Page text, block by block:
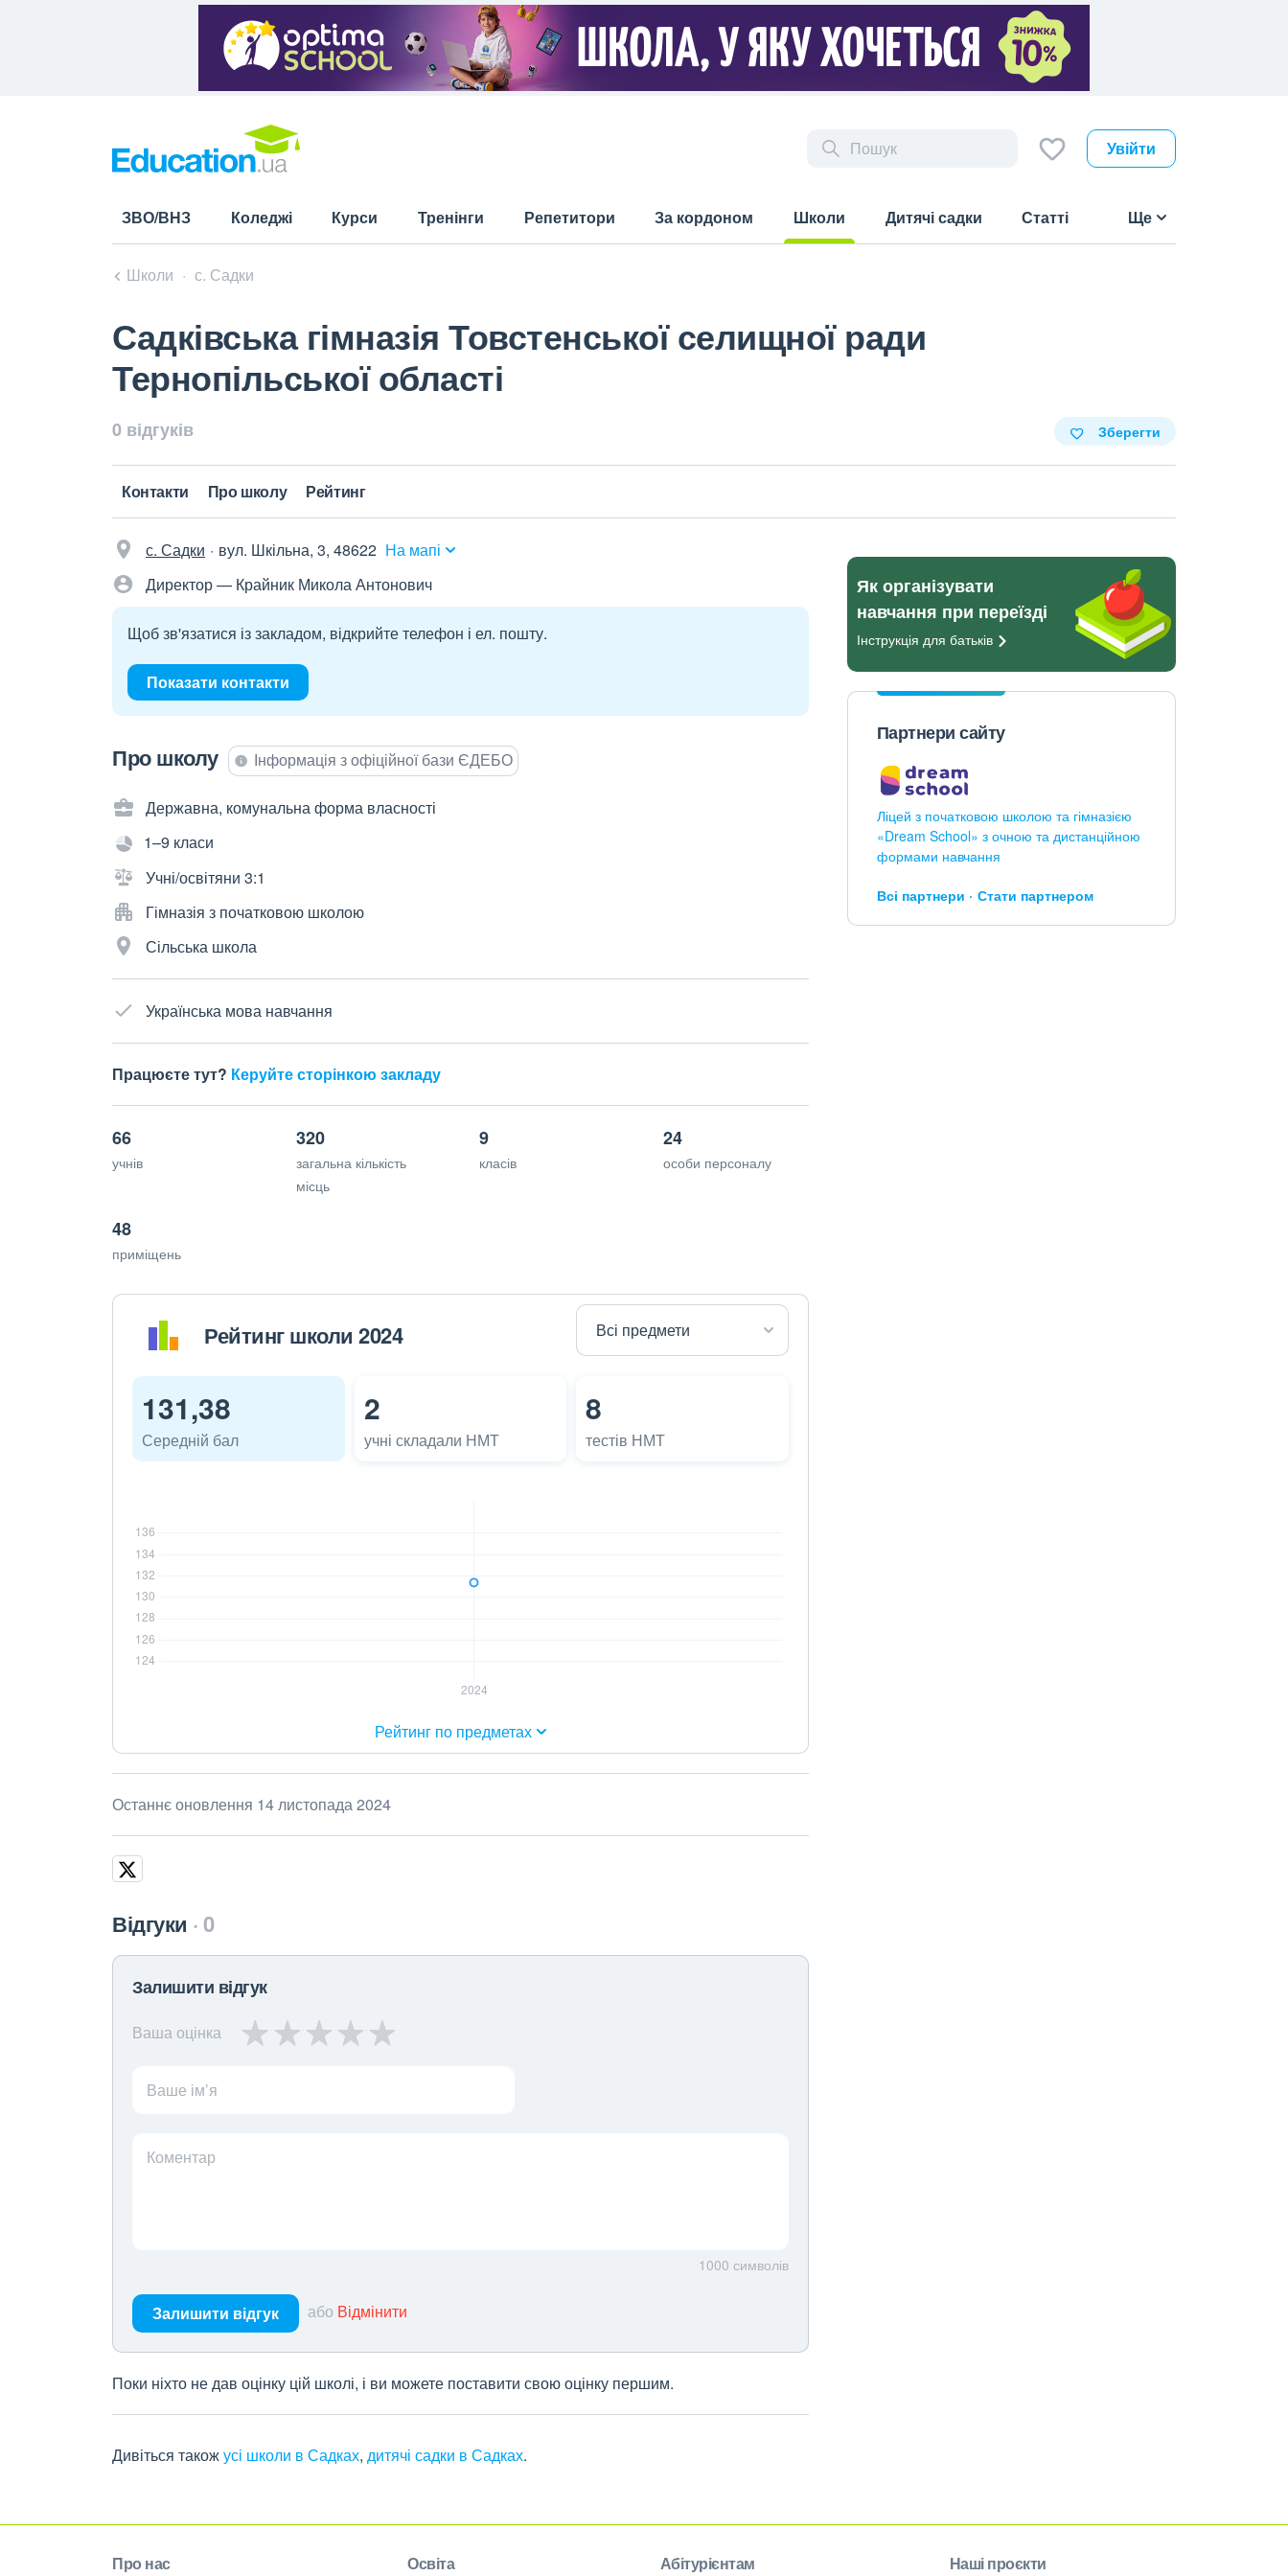
Увійти
ЗВО/ВНЗ Коледжі Курси Тренінги Репетитори За кордоном
Школи
Дитячі садки Статті Ще
Школи с. Садки
Садківська гімназія Товстенської селищної ради
Тернопільської області
0 відгуків Зберегти
Контакти Про школу Рейтинг
с. Садки вул. Шкільна, 3, 48622 На мапі
Директор — Крайник Микола Антонович
Щоб зв'язатися із закладом, відкрийте телефон і ел. пошту.
Показати контакти
Про школу Інформація з офіційної бази ЄДЕБО
Державна, комунальна форма власності
1–9 класи
Учні/освітяни 3:1
Гімназія з початковою школою
Сільська школа
Українська мова навчання
Працюєте тут? Керуйте сторінкою закладу
66
учнів
320
загальна кількість
місць
9
класів
24
особи персоналу
48
приміщень
Рейтинг школи 2024
131,38
Середній бал
2
учні складали НМТ
8
тестів НМТ
Рейтинг по предметах
Останнє оновлення 14 листопада 2024
Відгуки 0
Залишити відгук
Ваша оцінка
Ваше ім’я
Коментар
1000 символів
Залишити відгук або Відмінити
Поки ніхто не дав оцінку цій школі, і ви можете поставити свою оцінку першим.
Дивіться такожусі школи в Садках, дитячі садки в Садках.
Як організувати
навчання при переїзді
Інструкція для батьків
Партнери сайту
Ліцей з початковою школою та гімназією
«Dream School» з очною та дистанційною
формами навчання
Всі партнери Стати партнером
Про нас Освіта Абітурієнтам Наші проєкти